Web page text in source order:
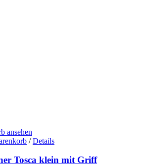
ansehen
/ Details
Tosca klein mit Griff